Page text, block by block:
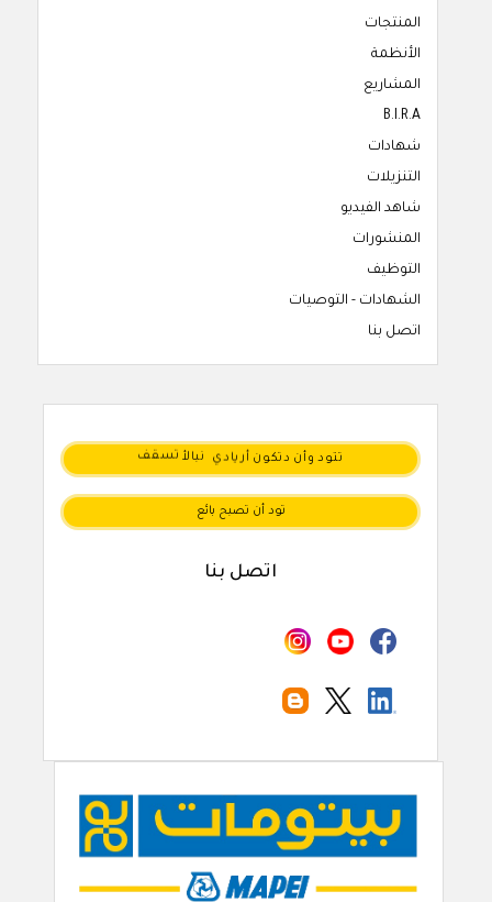
المنتجات
الأنظمة
المشاريع
B.I.R.A
شهادات
التنزيلات
شاهد الفيديو
المنشورات
التوظيف
الشهادات - التوصيات
اتصل بنا
تتود وأن دتكون أريادي نبالأ تسقف
تود أن تصبح بائع
اتصل بنا